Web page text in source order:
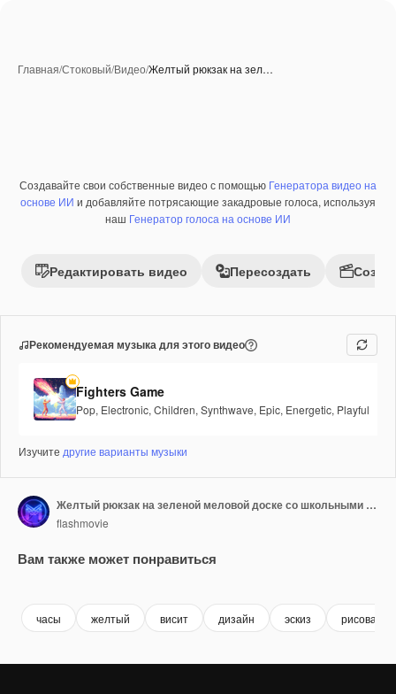
Главная/Стоковый/Видео/Желтый рюкзак на зел…
Премиум
Создавайте свои собственные видео с помощью Генератора видео на
основе ИИ и добавляйте потрясающие закадровые голоса, используя
наш Генератор голоса на основе ИИ
Редактировать видео Пересоздать
Рекомендуемая музыка для этого видео
Fighters Game
Pop, Electronic, Children, Synthwave, Epic, Energetic, Playful
Изучите другие варианты музыки
Желтый рюкзак на зеленой меловой доске со школьными принадлежностями
flashmovie
Вам также может понравиться
часы желтый висит дизайн эскиз рисование